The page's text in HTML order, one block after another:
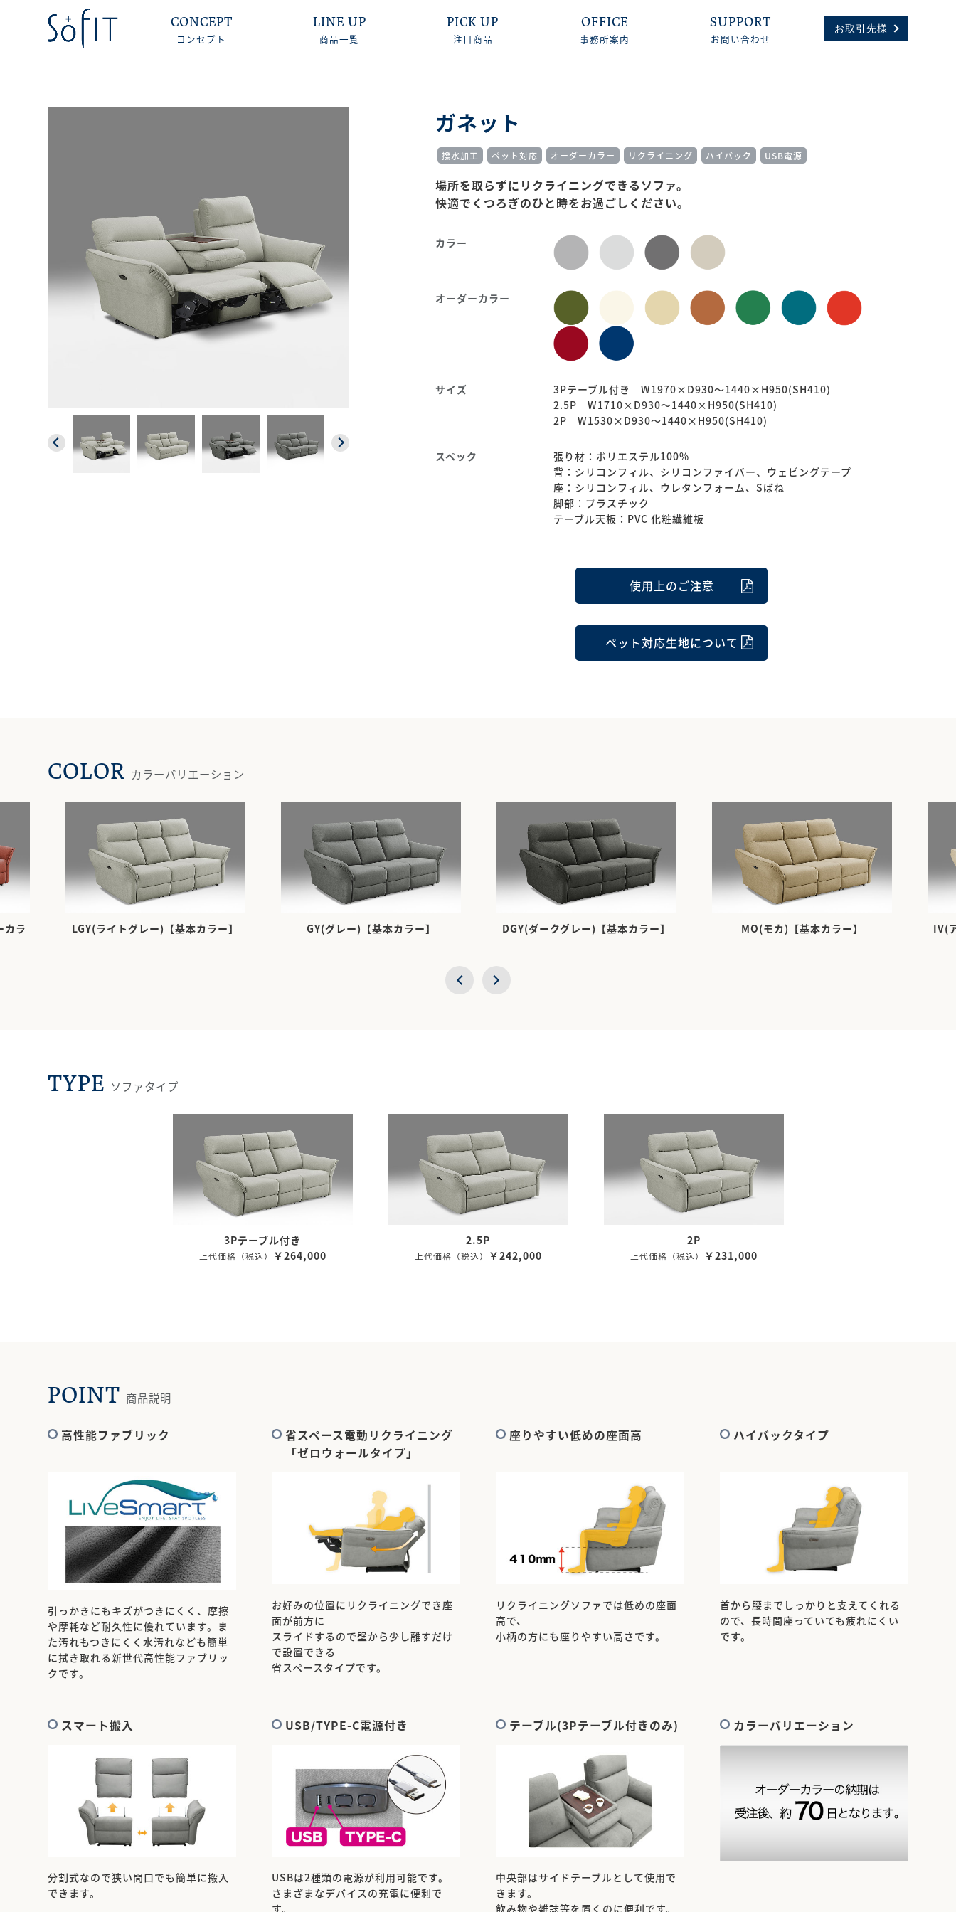
CONCEPT
コンセプト
LINE UP
商品一覧
PICK UP
注目商品
OFFICE
事務所案内
SUPPORT
お問い合わせ
お取引先様
ガネット
撥水加工 ペット対応 オーダーカラー リクライニング ハイバック USB電源
場所を取らずにリクライニングできるソファ。
快適でくつろぎのひと時をお過ごしください。
カラー
オーダーカラー
サイズ
3Pテーブル付き W1970×D930〜1440×H950(SH410)
2.5P W1710×D930〜1440×H950(SH410)
2P W1530×D930〜1440×H950(SH410)
スペック
張り材：ポリエステル100%
背：シリコンフィル、シリコンファイバー、ウェビングテープ
座：シリコンフィル、ウレタンフォーム、Sばね
脚部：プラスチック
テーブル天板：PVC 化粧繊維板
使用上のご注意
ペット対応生地について
COLOR カラーバリエーション
カラ LGY(ライトグレー)【基本カラー】 GY(グレー)【基本カラー】 DGY(ダークグレー)【基本カラー】 MO(モカ)【基本カラー】 IV(
TYPE ソファタイプ
3Pテーブル付き
上代価格（税込） ￥264,000
2.5P
上代価格（税込） ￥242,000
2P
上代価格（税込） ￥231,000
POINT 商品説明
高性能ファブリック
引っかきにもキズがつきにくく、摩擦
や摩耗など耐久性に優れています。ま
た汚れもつきにくく水汚れなども簡単
に拭き取れる新世代高性能ファブリッ
クです。
省スペース電動リクライニング
「ゼロウォールタイプ」
お好みの位置にリクライニングでき座
面が前方に
スライドするので壁から少し離すだけ
で設置できる
省スペースタイプです。
座りやすい低めの座面高
リクライニングソファでは低めの座面
高で、
小柄の方にも座りやすい高さです。
ハイバックタイプ
首から腰までしっかりと支えてくれる
ので、長時間座っていても疲れにくい
です。
スマート搬入
分割式なので狭い間口でも簡単に搬入
できます。
USB/TYPE-C電源付き
USBは2種類の電源が利用可能です。
さまざまなデバイスの充電に便利で
す。
テーブル(3Pテーブル付きのみ)
中央部はサイドテーブルとして使用で
きます。
飲み物や雑誌等を置くのに便利です。
カラーバリエーション